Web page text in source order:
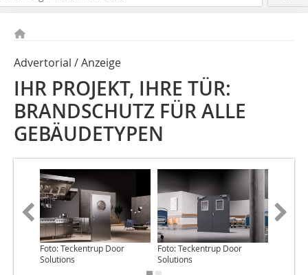
Advertorial / Anzeige
IHR PROJEKT, IHRE TÜR:
BRANDSCHUTZ FÜR ALLE
GEBÄUDETYPEN
Foto: Teckentrup Door
Solutions
Foto: Teckentrup Door
Solutions